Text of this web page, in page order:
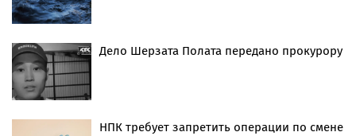
Дело Шерзата Полата передано прокурору
НПК требует запретить операции по смене